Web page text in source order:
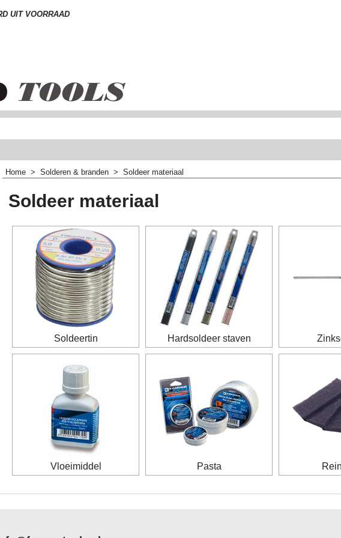
UIT VOORRAAD
Home > Solderen & branden > Soldeer materiaal
Soldeer materiaal
Soldeertin Hardsoldeer staven
Vloeimiddel Pasta